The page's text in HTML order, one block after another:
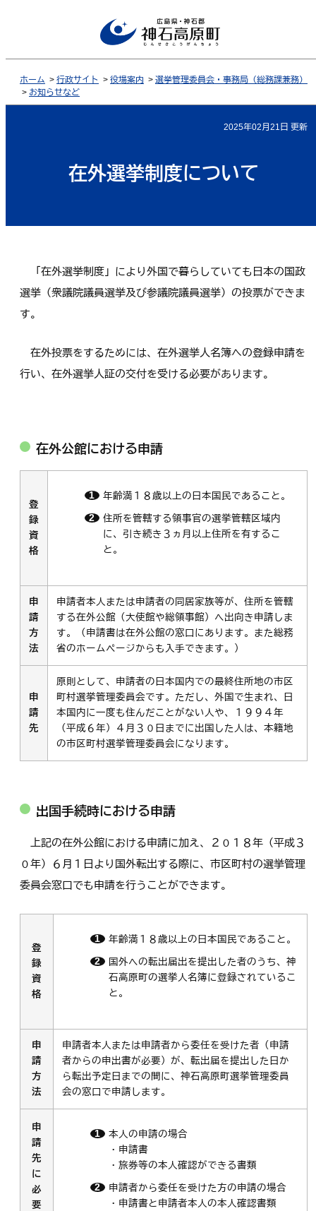
ホーム > 行政サイト > 役場案内 > 選挙管理委員会・事務局（総務課兼務）
> お知らせなど
2025年02月21日 更新
在外選挙制度について
「在外選挙制度」により外国で暮らしていても日本の国政
選挙（衆議院議員選挙及び参議院議員選挙）の投票ができま
す。
在外投票をするためには、在外選挙人名簿への登録申請を
行い、在外選挙人証の交付を受ける必要があります。
在外公館における申請
登
録
資
格
年齢満１８歳以上の日本国民であること。
住所を管轄する領事官の選挙管轄区域内
に、引き続き３ヵ月以上住所を有するこ
と。
申
請
方
法
申請者本人または申請者の同居家族等が、住所を管轄
する在外公館（大使館や総領事館）へ出向き申請しま
す。（申請書は在外公館の窓口にあります。また総務
省のホームページからも入手できます。）
申
請
先
原則として、申請者の日本国内での最終住所地の市区
町村選挙管理委員会です。ただし、外国で生まれ、日
本国内に一度も住んだことがない人や、１９９４年
（平成６年）４月３０日までに出国した人は、本籍地
の市区町村選挙管理委員会になります。
出国手続時における申請
上記の在外公館における申請に加え、２０１８年（平成３
０年）６月１日より国外転出する際に、市区町村の選挙管理
委員会窓口でも申請を行うことができます。
登
録
資
格
年齢満１８歳以上の日本国民であること。
国外への転出届出を提出した者のうち、神
石高原町の選挙人名簿に登録されているこ
と。
申
請
方
法
申請者本人または申請者から委任を受けた者（申請
者からの申出書が必要）が、転出届を提出した日か
ら転出予定日までの間に、神石高原町選挙管理委員
会の窓口で申請します。
申
請
先
に
必
要
本人の申請の場合
・申請書
・旅券等の本人確認ができる書類
申請者から委任を受けた方の申請の場合
・申請書と申請者本人の本人確認書類